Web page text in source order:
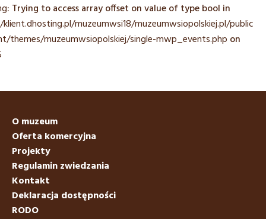
: Trying to access array offset on value of type bool in
muzeumwsi18/muzeumwsiopolskiej.pl/
themes/muzeumwsiopolskiej/single-mwp_events.php on
O muzeum
Oferta komercyjna
Projekty
Regulamin zwiedzania
Kontakt
Deklaracja dostępności
RODO